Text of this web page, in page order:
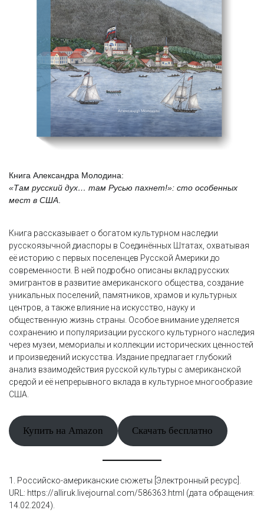
Книга Александра Молодина:
«Там русский дух… там Русью пахнет!»: сто особенных
мест в США
Книга рассказывает о богатом культурном наследии
русскоязычной диаспоры в Соединённых Штатах, охватывая
её историю с первых поселенцев Русской Америки до
современности. В ней подробно описаны вклад русских
эмигрантов в развитие американского общества, создание
уникальных поселений, памятников, храмов и культурных
центров, а также влияние на искусство, науку и
общественную жизнь страны. Особое внимание уделяется
сохранению и популяризации русского культурного наследия
через музеи, мемориалы и коллекции исторических ценностей
и произведений искусства. Издание предлагает глубокий
анализ взаимодействия русской культуры с американской
средой и её непрерывного вклада в культурное многообразие
США.
Купить на Amazon Скачать бесплатно
1. Российско-американские сюжеты [Электронный ресурс].
URL: https://alliruk.livejournal.com/586363.html (дата обращения:
14.02.2024).